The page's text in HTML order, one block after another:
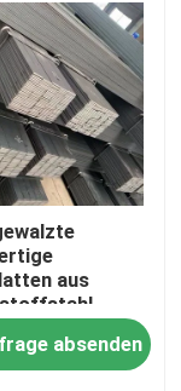
aus
A36
1095
absenden